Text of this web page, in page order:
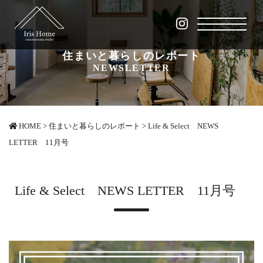
住まいと暮らしのレポート
NEWSLETTER
HOME > 住まいと暮らしのレポート > Life & Select NEWS
LETTER 11月号
Life & Select NEWS LETTER 11月号